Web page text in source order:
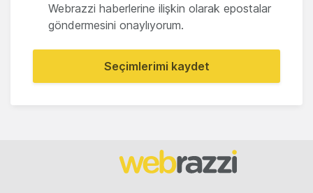
Webrazzi haberlerine ilişkin olarak epostalar
göndermesini onaylıyorum.
Seçimlerimi kaydet